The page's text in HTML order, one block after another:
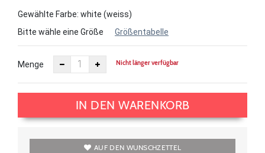
Gewählte Farbe: white (weiss)
Bitte wähle eine Größe
Größentabelle
Menge Nicht länger verfügbar
IN DEN WARENKORB
AUF DEN WUNSCHZETTEL